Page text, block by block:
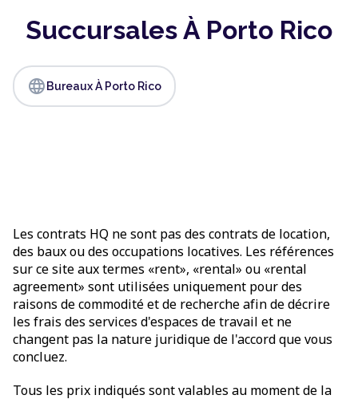
Succursales À Porto Rico
language Bureaux À Porto Rico
Les contrats HQ ne sont pas des contrats de location,
des baux ou des occupations locatives. Les références
sur ce site aux termes «rent», «rental» ou «rental
agreement» sont utilisées uniquement pour des
raisons de commodité et de recherche afin de décrire
les frais des services d'espaces de travail et ne
changent pas la nature juridique de l'accord que vous
concluez.
Tous les prix indiqués sont valables au moment de la